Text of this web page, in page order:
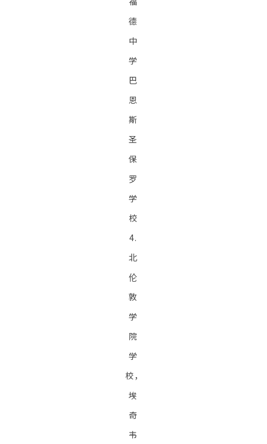
德
中
学
巴
恩
斯
圣
保
罗
学
校
4.
北
伦
敦
学
院
学
校，
埃
奇
韦